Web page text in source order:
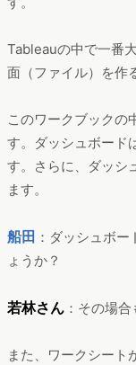
Tableauの中で一番
面（ファイル）を作
このワークブックの
す。ダッシュボード
す。さらに、ダッシ
ます。
船田 ：ダッシュボ
ょうか？
若林さん ：その場
また、ワークシート